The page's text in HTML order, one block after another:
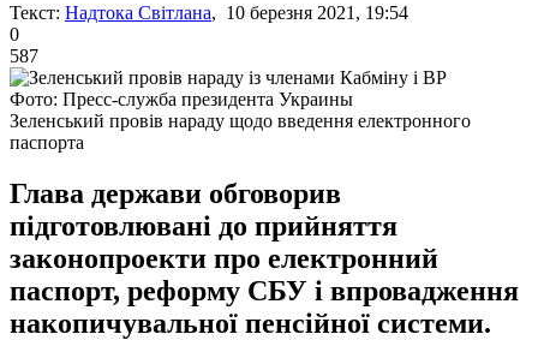
Текст: Надтока Світлана, 10 березня 2021, 19:54
0
587
Фото: Пресс-служба президента Украины
Зеленський провів нараду щодо введення електронного
паспорта
Глава держави обговорив
підготовлювані до прийняття
законопроекти про електронний
паспорт, реформу СБУ і впровадження
накопичувальної пенсійної системи.